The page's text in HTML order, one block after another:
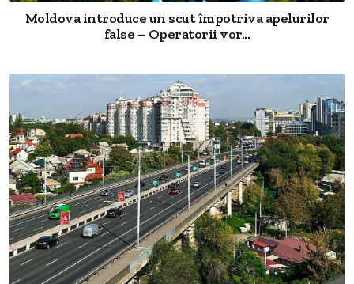
Moldova introduce un scut împotriva apelurilor
false – Operatorii vor...